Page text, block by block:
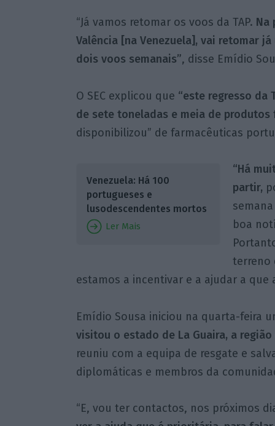
“Já vamos retomar os voos da TAP. Na
Valência [na Venezuela], vai retomar
dois voos semanais”, disse Emídio
O SEC explicou que “este regresso da
de sete toneladas e meia de produtos
disponibilizou” de farmacêuticas
Venezuela: Há 100
portugueses e
lusodescendentes mortos
Ler Mais
“Há
partir,
boa
terreno
estamos a incentivar e a ajudar a que
Emídio Sousa iniciou na quarta-feira
visitou o estado de La Guaira, a
reuniu com a equipa de resgate e
diplomáticas e membros da
“E, vou ter contactos, nos próximos